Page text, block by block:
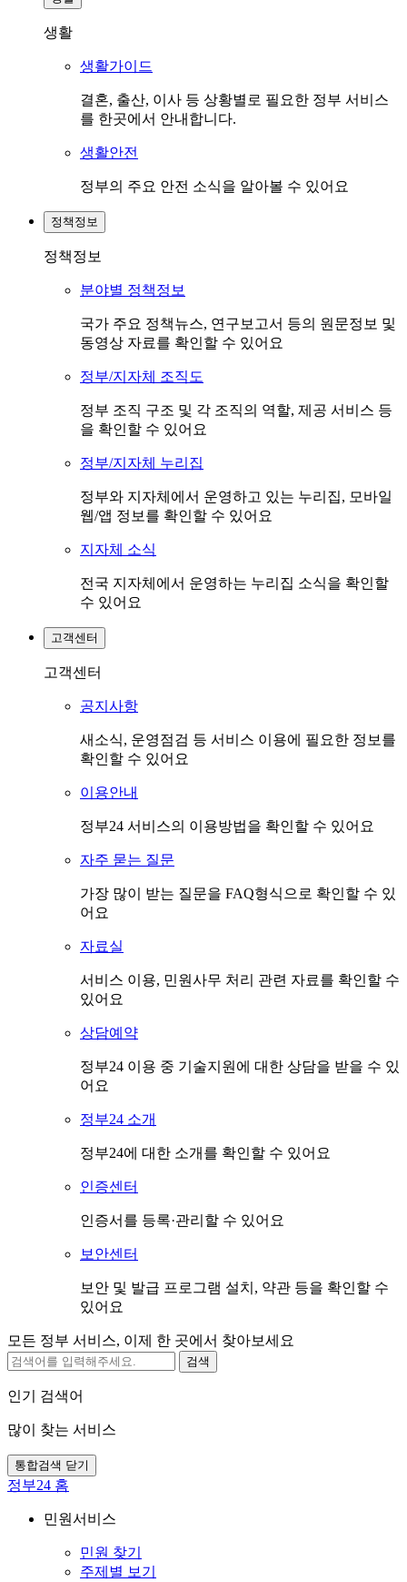
생활
생활가이드
결혼, 출산, 이사 등 상황별로 필요한 정부 서비스
를 한곳에서 안내합니다.
생활안전
정부의 주요 안전 소식을 알아볼 수 있어요
정책정보
정책정보
분야별 정책정보
국가 주요 정책뉴스, 연구보고서 등의 원문정보 및
동영상 자료를 확인할 수 있어요
정부/지자체 조직도
정부 조직 구조 및 각 조직의 역할, 제공 서비스 등
을 확인할 수 있어요
정부/지자체 누리집
정부와 지자체에서 운영하고 있는 누리집, 모바일
웹/앱 정보를 확인할 수 있어요
지자체 소식
전국 지자체에서 운영하는 누리집 소식을 확인할
수 있어요
고객센터
고객센터
공지사항
새소식, 운영점검 등 서비스 이용에 필요한 정보를
확인할 수 있어요
이용안내
정부24 서비스의 이용방법을 확인할 수 있어요
자주 묻는 질문
가장 많이 받는 질문을 FAQ형식으로 확인할 수 있
어요
자료실
서비스 이용, 민원사무 처리 관련 자료를 확인할 수
있어요
상담예약
정부24 이용 중 기술지원에 대한 상담을 받을 수 있
어요
정부24 소개
정부24에 대한 소개를 확인할 수 있어요
인증센터
인증서를 등록·관리할 수 있어요
보안센터
보안 및 발급 프로그램 설치, 약관 등을 확인할 수
있어요
모든 정부 서비스, 이제 한 곳에서 찾아보세요
검색
인기 검색어
많이 찾는 서비스
통합검색 닫기
정부24 홈
민원서비스
민원 찾기
주제별 보기